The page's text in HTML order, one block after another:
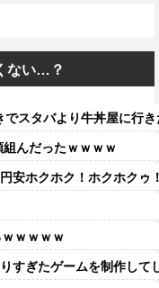
ない…？
り牛丼屋に行きたがる女」、こ
組んだったｗｗｗｗ
安ホクホク！ホクホク
ｗｗｗｗ
すぎたゲームを制作して